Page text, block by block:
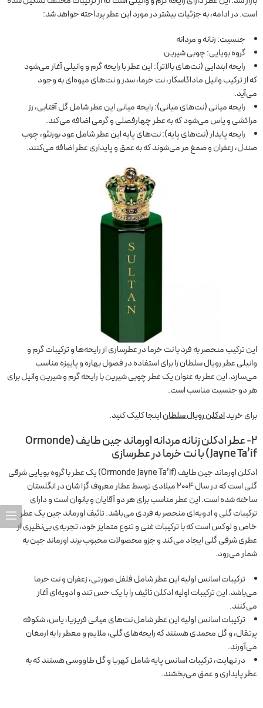
است. در ادامه، به جزئیات بیشتر در مورد این عطر پرداخته خواهد شد:
جنسیت: زنانه و مردانه
گروه بویایی: چوبی شیرین
رایحه ابتدایی (نت‌های بالاتر): این عطر با رایحه گرم و وانیلی آغاز می‌شود
که از ترکیب وانیل ماداگاسکار، نت خرما، سدر و نت‌های میوه‌ای به وجود
می‌آید.
رایحه میانی (نت‌های میانی): رایحه میانی این عطر شامل گل آفتابی، رز
مراکشی و یاس می‌شود که به عطر چهارفصلی و گرمی اضافه می‌کند.
رایحه پایدار (نت‌های پایه): نت‌های پایه این عطر شامل عود بورنئو، چوب
صندل، زعفران و صمغ مر می‌شوند که به عمق و پایداری عطر اضافه می‌کنند.
این ترکیب منحصر به فرد با نت خرما در عطرسازی از رایحه‌ها و ترکیبات گرم و
وانیلی عطر رویال سلطان را برای استفاده در فصول بهاره و پاییزه مناسب
می‌سازد. این عطر به عنوان یک عطر چوبی شیرین با رایحه گرم و شیرین وانیل برای
هر دو جنسیت مناسب است.
برای خریدادکلن رویال سلطاناینجا کلیک کنید.
۲- عطر ادکلن زنانه مردانه اورماند جین طایف (Ormonde
Jayne Ta’if) با نت خرما در عطرسازی
ادکلن اورماند جین طایف (Ormonde Jayne Ta’if) یک عطر با گروه بویایی شرقی
گلی است که در سال 2004 میلادی توسط عطار معروف گزا شان در انگلستان
ساخته شده است. این عطر مناسب برای هر دو آقایان و بانوان است و دارای
ترکیبات گلی و ادویه‌ای منحصر به فردی می‌باشد. تائیف اورماند جین یک عطر
خاص و لوکس است که با ترکیبات غنی و تنوع متمایز خود، تجربه‌ی بی‌نظیری از
عطری شرقی گلی ایجاد می‌کند و جزو محصولات محبوب برند اورماند جین به
شمار می‌رود.
ترکیبات اسانس اولیه این عطر شامل فلفل صورتی، زعفران و نت خرما
می‌باشد. این ترکیبات اولیه ادکلن تائیف را با یک حس تند و ادویه‌ای آغاز
می‌کنند.
ترکیبات اسانس اولیه این عطر شامل نت‌های میانی فریزیا، یاس، شکوفه
پرتقال، و گل محمدی هستند که رایحه‌های گلی، ملایم و معطر را به ارمغان
می‌آورند.
در نهایت، ترکیبات اسانس پایه شامل کهربا و گل طاووسی هستند که به
عطر پایداری و عمق می‌بخشند.